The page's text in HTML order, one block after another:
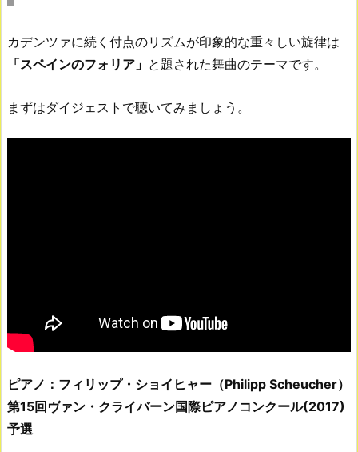
カデンツァに続く付点のリズムが印象的な重々しい旋律は
「スペインのフォリア」 と題された舞曲のテーマです。
まずはダイジェストで聴いてみましょう。
ピアノ：フィリップ・ショイヒャー（Philipp Scheucher）
第15回ヴァン・クライバーン国際ピアノコンクール(2017)
予選